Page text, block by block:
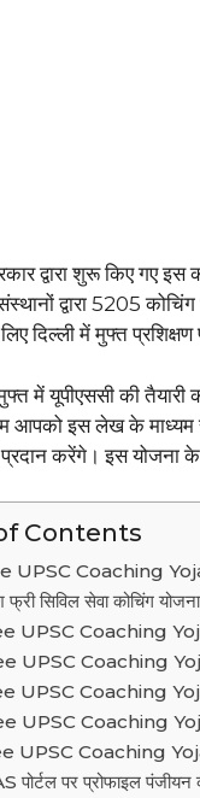
द्वारा शुरू किए गए इस
द्वारा 5205
दिल्ली में मुफ्त
में यूपीएससी की तैयारी
आपको इस लेख के
प्रदान करेंगे। इस
Contents
UPSC Coaching
सिविल सेवा कोचिंग
UPSC Coaching
UPSC Coaching
UPSC Coaching
UPSC Coaching
UPSC Coaching
पोर्टल पर प्रोफाइल पंजीयन